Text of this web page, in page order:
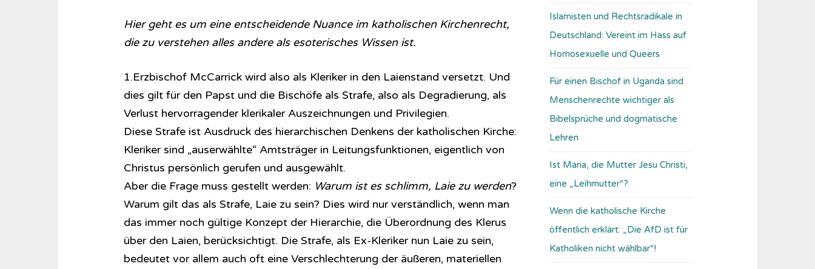
Hier geht es um eine entscheidende Nuance im katholischen Kirchenrecht,
die zu verstehen alles andere als esoterisches Wissen ist.
1.Erzbischof McCarrick wird also als Kleriker in den Laienstand versetzt. Und
dies gilt für den Papst und die Bischöfe als Strafe, also als Degradierung, als
Verlust hervorragender klerikaler Auszeichnungen und Privilegien.
Diese Strafe ist Ausdruck des hierarchischen Denkens der katholischen Kirche:
Kleriker sind „auserwählte“ Amtsträger in Leitungsfunktionen, eigentlich von
Christus persönlich gerufen und ausgewählt.
Aber die Frage muss gestellt werden: Warum ist es schlimm, Laie zu werden?
Warum gilt das als Strafe, Laie zu sein? Dies wird nur verständlich, wenn man
das immer noch gültige Konzept der Hierarchie, die Überordnung des Klerus
über den Laien, berücksichtigt. Die Strafe, als Ex-Kleriker nun Laie zu sein,
bedeutet vor allem auch oft eine Verschlechterung der äußeren, materiellen
Islamisten und Rechtsradikale in
Deutschland: Vereint im Hass auf
Homosexuelle und Queers
Für einen Bischof in Uganda sind
Menschenrechte wichtiger als
Bibelsprüche und dogmatische
Lehren
Ist Maria, die Mutter Jesu Christi,
eine „Leihmutter“?
Wenn die katholische Kirche
öffentlich erklärt: „Die AfD ist für
Katholiken nicht wählbar“!